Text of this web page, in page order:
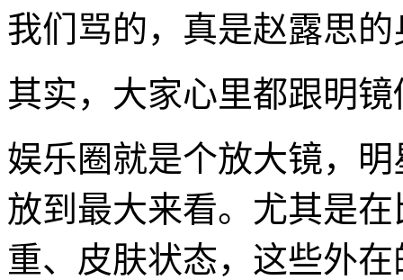
我们骂的，真是赵露思
其实，大家心里都跟明镜
娱乐圈就是个放大镜，
放到最大来看。尤其是
重、皮肤状态，这些外